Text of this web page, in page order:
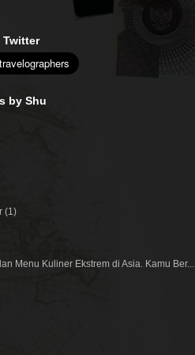
by Shu
(1)
Menu Kuliner Ekstrem di Asia. Kamu Ber...